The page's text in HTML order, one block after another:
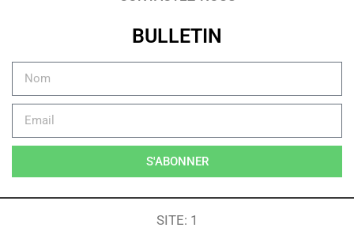
BULLETIN
S'ABONNER
SITE: 1